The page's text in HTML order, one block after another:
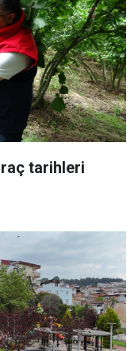
tarihleri